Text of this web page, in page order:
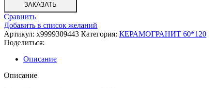
ЗАКАЗАТЬ
Сравнить
Добавить в список желаний
Артикул: х9999309443 Категория: КЕРАМОГРАНИТ 60*120
Поделиться:
Описание
Описание